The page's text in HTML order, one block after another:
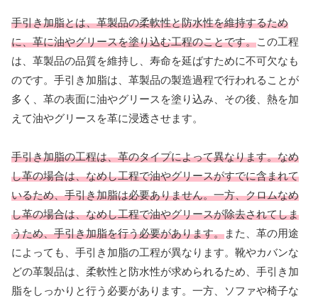
手引き加脂とは、革製品の柔軟性と防水性を維持するため
に、革に油やグリースを塗り込む工程のことです。この工程
は、革製品の品質を維持し、寿命を延ばすために不可欠なも
のです。手引き加脂は、革製品の製造過程で行われることが
多く、革の表面に油やグリースを塗り込み、その後、熱を加
えて油やグリースを革に浸透させます。
手引き加脂の工程は、革のタイプによって異なります。なめ
し革の場合は、なめし工程で油やグリースがすでに含まれて
いるため、手引き加脂は必要ありません。一方、クロムなめ
し革の場合は、なめし工程で油やグリースが除去されてしま
うため、手引き加脂を行う必要があります。また、革の用途
によっても、手引き加脂の工程が異なります。靴やカバンな
どの革製品は、柔軟性と防水性が求められるため、手引き加
脂をしっかりと行う必要があります。一方、ソファや椅子な